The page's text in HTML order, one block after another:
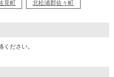
見町 北松浦郡佐々町
ださい。